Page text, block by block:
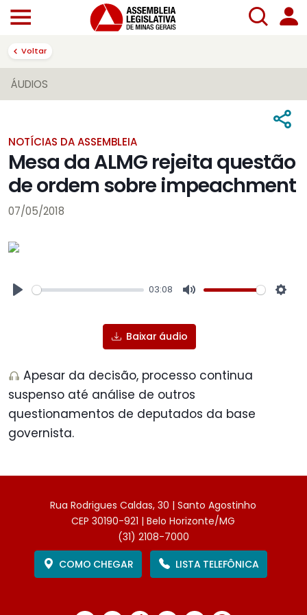
Voltar
ÁUDIOS
NOTÍCIAS DA ASSEMBLEIA
Mesa da ALMG rejeita questão
de ordem sobre impeachment
07/05/2018
03:08
Baixar áudio
Apesar da decisão, processo continua
suspenso até análise de outros
questionamentos de deputados da base
governista.
Rua Rodrigues Caldas, 30 | Santo Agostinho
CEP 30190-921 | Belo Horizonte/MG
(31) 2108-7000
COMO CHEGAR
LISTA TELEFÔNICA